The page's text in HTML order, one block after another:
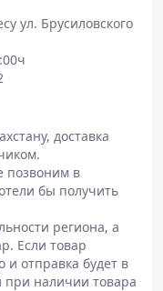
ул. Брусиловского
доставка
позвоним в
бы получить
региона, а
Если товар
и отправка будет в
наличии товара